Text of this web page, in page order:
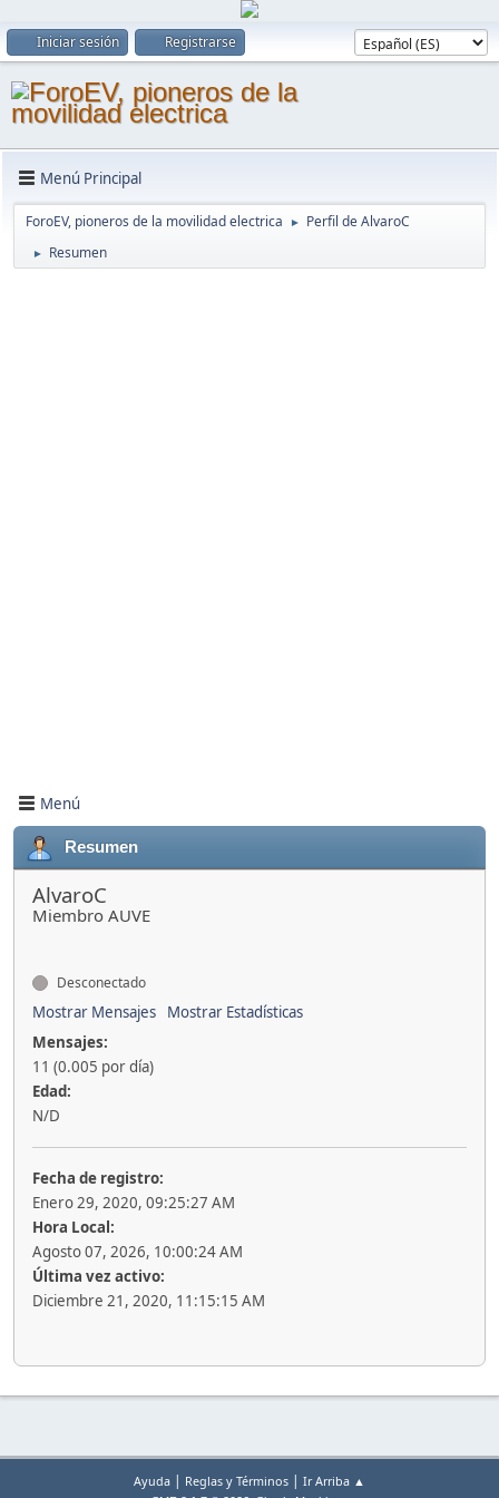
Iniciar sesión Registrarse
Menú Principal
ForoEV, pioneros de la movilidad electrica ► Perfil de AlvaroC
► Resumen
Menú
Resumen
AlvaroC
Miembro AUVE
Desconectado
Mostrar Mensajes
Mostrar Estadísticas
Mensajes:
11 (0.005 por día)
Edad:
N/D
Fecha de registro:
Enero 29, 2020, 09:25:27 AM
Hora Local:
Agosto 07, 2026, 10:00:24 AM
Última vez activo:
Diciembre 21, 2020, 11:15:15 AM
Ayuda | Reglas y Términos | Ir Arriba ▲